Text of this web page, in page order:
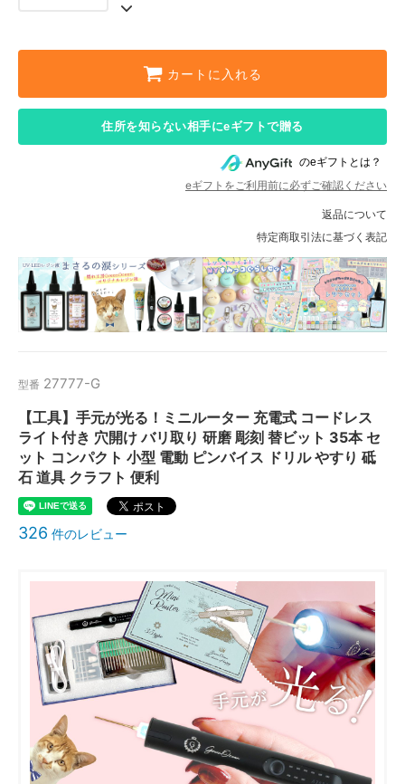
カートに入れる
住所を知らない相手にeギフトで贈る
のeギフトとは？
eギフトをご利用前に必ずご確認ください
返品について
特定商取引法に基づく表記
型番 27777-G
【工具】手元が光る！ミニルーター 充電式 コードレス
ライト付き 穴開け バリ取り 研磨 彫刻 替ビット 35本 セ
ット コンパクト 小型 電動 ピンバイス ドリル やすり 砥
石 道具 クラフト 便利
326 件のレビュー